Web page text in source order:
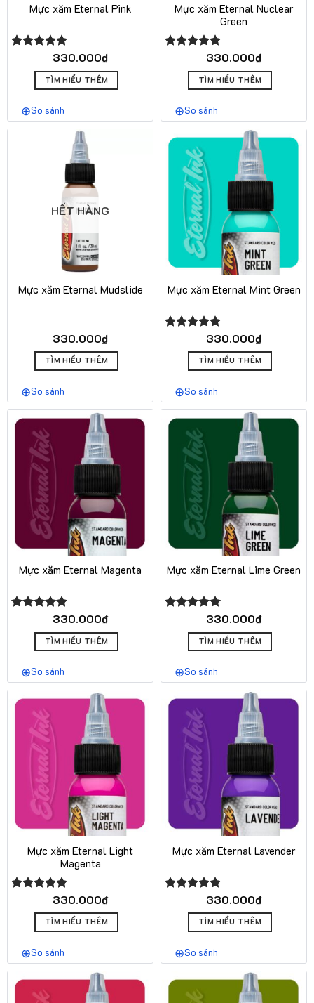
Mực xăm Eternal Pink
Được xếp330.000₫
TÌM HIỂU THÊM
So sánh
Mực xăm Eternal Nuclear
Green
Được xếp330.000₫
TÌM HIỂU THÊM
So sánh
HẾT HÀNG
Mực xăm Eternal Mudslide
330.000₫
TÌM HIỂU THÊM
So sánh
Mực xăm Eternal Mint Green
Được xếp
hạng5.00
330.000₫
TÌM HIỂU THÊM
So sánh
Mực xăm Eternal Magenta
Được xếp330.000₫
TÌM HIỂU THÊM
So sánh
Mực xăm Eternal Lime Green
Được xếp330.000₫
TÌM HIỂU THÊM
So sánh
Mực xăm Eternal Light
Magenta
Được xếp
hạng5.00
330.000₫
TÌM HIỂU THÊM
So sánh
Mực xăm Eternal Lavender
Được xếp
hạng5.00
330.000₫
TÌM HIỂU THÊM
So sánh